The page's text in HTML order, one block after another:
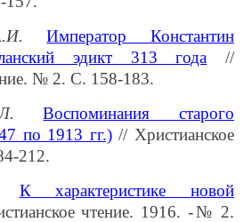
Император Константин
эдикт 313 года //
№ 2. С. 158-183.
Воспоминания старого
по 1913 гг.)// Христианское
212.
К характеристике новой
чтение. 1916. -№ 2.